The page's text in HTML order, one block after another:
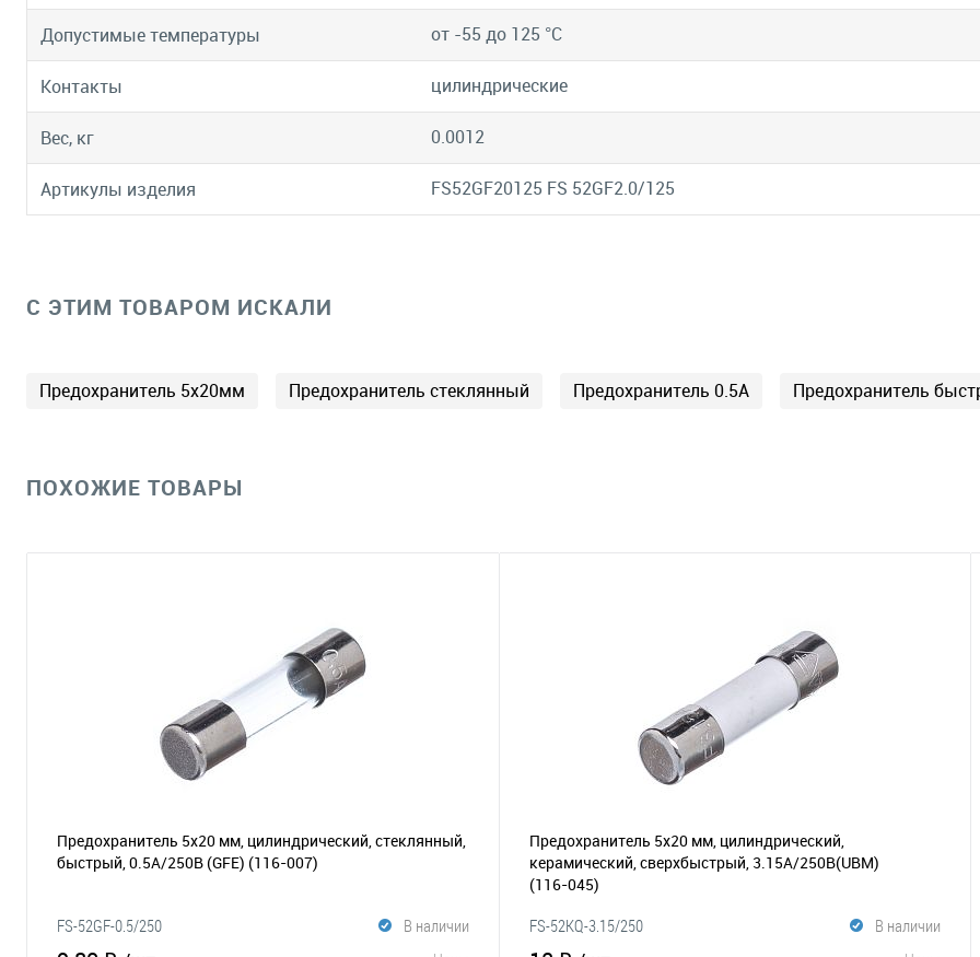
Допустимые температуры от -55 до 125 °C
Контакты цилиндрические
Вес, кг 0.0012
Артикулы изделия FS52GF20125 FS 52GF2.0/125
C ЭТИМ ТОВАРОМ ИСКАЛИ
Предохранитель 5х20мм Предохранитель стеклянный Предохранитель 0.5А Предохранитель
ПОХОЖИЕ ТОВАРЫ
Предохранитель 5х20 мм, цилиндрический, стеклянный,
быстрый, 0.5А/250В (GFE) (116-007)
В наличии
FS-52GF-0.5/250
Предохранитель 5х20 мм, цилиндрический,
керамический, сверхбыстрый, 3.15А/250В(UBM)
(116-045)
В наличии
FS-52KQ-3.15/250